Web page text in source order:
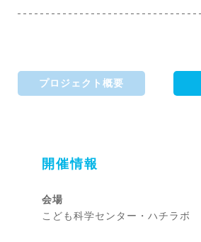
プロジェクト概要
開催情報
会場
こども科学センター・ハチラボ